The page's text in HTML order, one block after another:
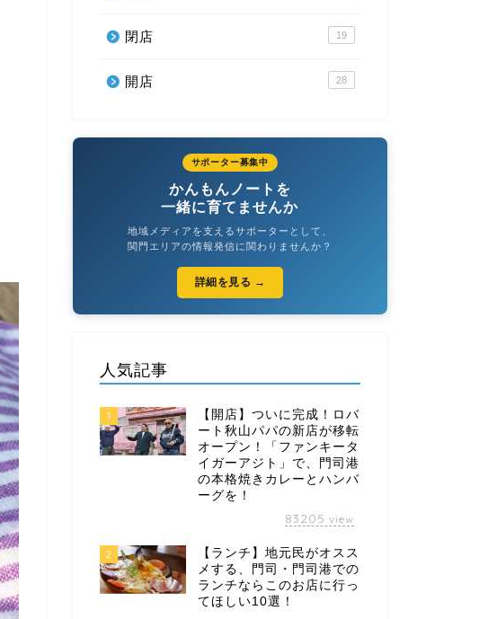
閉店 19
開店 28
サポーター募集中
かんもんノートを
一緒に育てませんか
地域メディアを支えるサポーターとして、
関門エリアの情報発信に関わりませんか？
詳細を見る →
人気記事
1
【開店】ついに完成！ロバ
ート秋山パパの新店が移転
オープン！「ファンキータ
イガーアジト」で、門司港
の本格焼きカレーとハンバ
ーグを！
83205 view
2
【ランチ】地元民がオスス
メする、門司・門司港での
ランチならこのお店に行っ
てほしい10選！